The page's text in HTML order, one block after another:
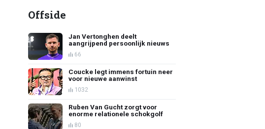
Offside
Jan Vertonghen deelt
aangrijpend persoonlijk nieuws
66
Coucke legt immens fortuin neer
voor nieuwe aanwinst
1032
Ruben Van Gucht zorgt voor
enorme relationele schokgolf
80